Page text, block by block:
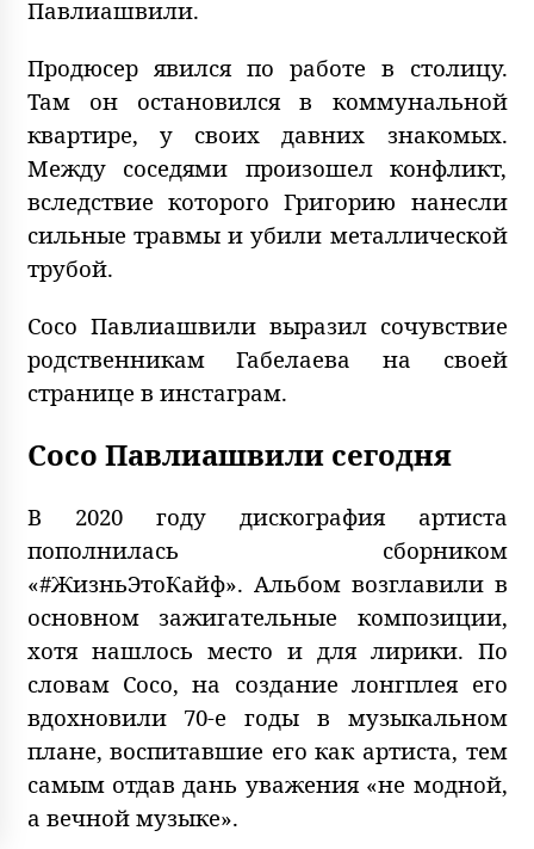
Павлиашвили.
Продюсер явился по работе в столицу.
Там он остановился в коммунальной
квартире, у своих давних знакомых.
Между соседями произошел конфликт,
вследствие которого Григорию нанесли
сильные травмы и убили металлической
трубой.
Сосо Павлиашвили выразил сочувствие
родственникам Габелаева на своей
странице в инстаграм.
Сосо Павлиашвили сегодня
В 2020 году дискография артиста
пополнилась сборником
«#ЖизньЭтоКайф». Альбом возглавили в
основном зажигательные композиции,
хотя нашлось место и для лирики. По
словам Сосо, на создание лонгплея его
вдохновили 70-е годы в музыкальном
плане, воспитавшие его как артиста, тем
самым отдав дань уважения «не модной,
а вечной музыке».